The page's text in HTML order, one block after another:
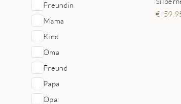
Freundin
Mama
Kind
Oma
Freund
Papa
Opa